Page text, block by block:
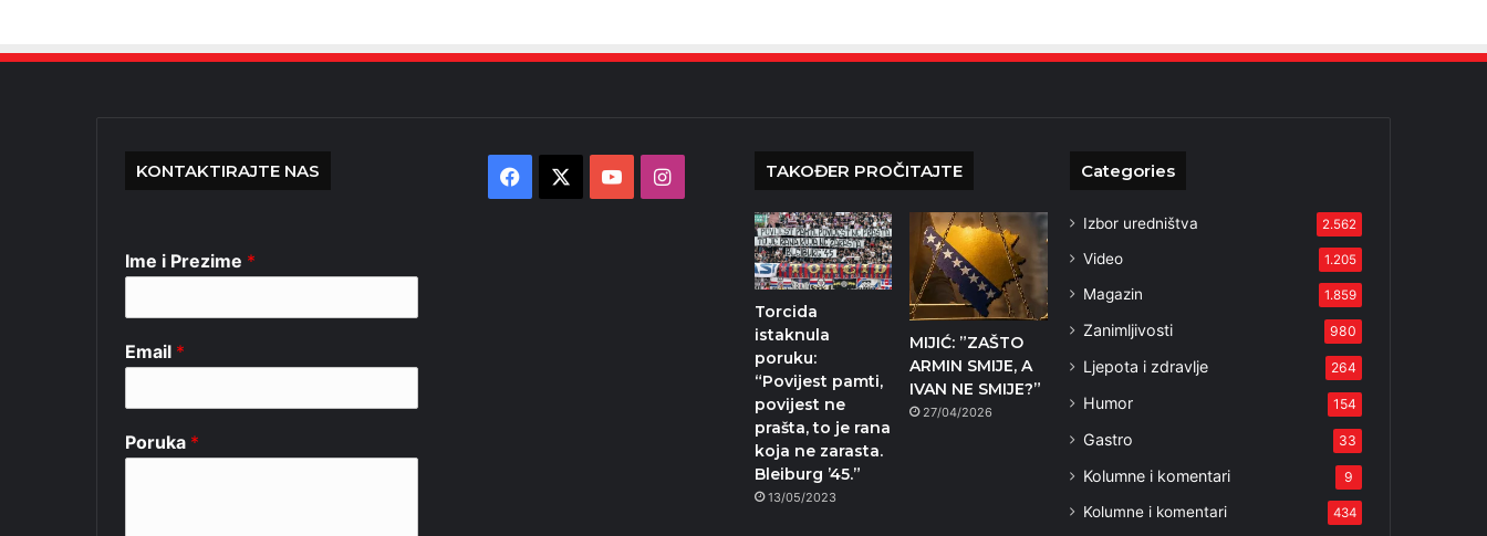
KONTAKTIRAJTE NAS
Ime i Prezime *
Email *
Poruka *
Facebook YouTubeInstagram TAKOĐER PROČITAJTE
Torcida
istaknula
poruku:
“Povijest pamti,
povijest ne
prašta, to je rana
koja ne zarasta.
Bleiburg ’45.”
13/05/2023
MIJIĆ: ”ZAŠTO
ARMIN SMIJE, A
IVAN NE SMIJE?”
27/04/2026
Categories
Izbor uredništva 2.562
Video 1.205
Magazin 1.859
Zanimljivosti 980
Ljepota i zdravlje 264
Humor 154
Gastro 33
Kolumne i komentari 9
Kolumne i komentari 434